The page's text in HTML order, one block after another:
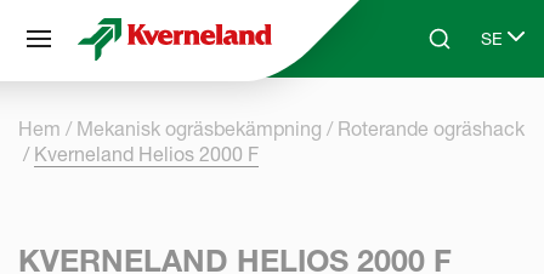
Skip to main contentSearchSE
Select
Hem Mekanisk ogräsbekämpning
Roterande ogräshack
Kverneland Helios 2000 F
KVERNELAND HELIOS 2000 F
Cookie- hanteringspanel